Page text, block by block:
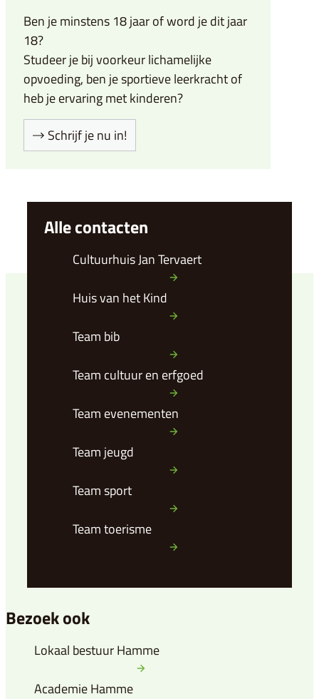
Ben je minstens 18 jaar of word je dit jaar
18?
Studeer je bij voorkeur lichamelijke
opvoeding, ben je sportieve leerkracht of
heb je ervaring met kinderen?
Schrijf je nu in!
Bezoek ook
Lokaal bestuur Hamme
Academie Hamme
Alle contacten
Cultuurhuis Jan Tervaert
Huis van het Kind
Team bib
Team cultuur en erfgoed
Team evenementen
Team jeugd
Team sport
Team toerisme